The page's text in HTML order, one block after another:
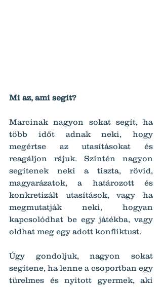
Mi az, ami segít?
Marcinak nagyon sokat segít, ha
több időt adnak neki, hogy
megértse az utasításokat és
reagáljon rájuk. Szintén nagyon
segítenek neki a tiszta, rövid,
magyarázatok, a határozott és
konkretizált utasítások, vagy ha
megmutatják neki, hogyan
kapcsolódhat be egy játékba, vagy
oldhat meg egy adott konfliktust.
Úgy gondoljuk, nagyon sokat
segítene, ha lenne a csoportban egy
türelmes és nyitott gyermek, aki